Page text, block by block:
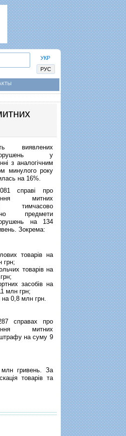
УКР
РУС
виявлених
у
з аналогічним
минулого року
на 16%.
справі про
митних
тимчасово
предмети
на 134
Зокрема:
товарів на
грн;
товарів на
засобів на
млн грн;
0,8 млн грн.
справах про
митних
штрафу на суму 9
гривень. За
товарів та